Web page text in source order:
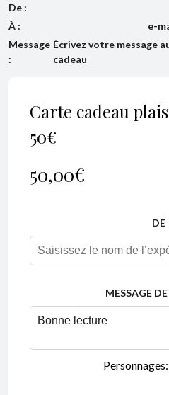
De :
À :
e-
Message
:
Écrivez votre message
cadeau
Carte cadeau
50€
50,00€
DE
MESSAGE